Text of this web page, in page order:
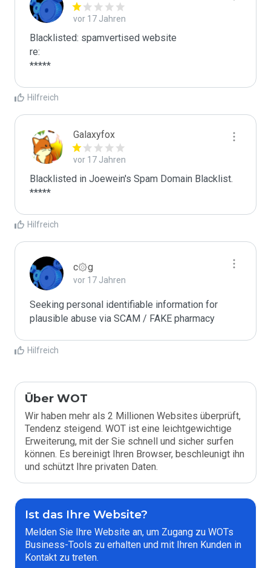
vor 17 Jahren
Blacklisted: spamvertised website
re:
*****
Hilfreich
Galaxyfox
vor 17 Jahren
Blacklisted in Joewein's Spam Domain Blacklist.
*****
Hilfreich
c۞g
vor 17 Jahren
Seeking personal identifiable information for
plausible abuse via SCAM / FAKE pharmacy
Hilfreich
Über WOT
Wir haben mehr als 2 Millionen Websites überprüft,
Tendenz steigend. WOT ist eine leichtgewichtige
Erweiterung, mit der Sie schnell und sicher surfen
können. Es bereinigt Ihren Browser, beschleunigt ihn
und schützt Ihre privaten Daten.
Ist das Ihre Website?
Melden Sie Ihre Website an, um Zugang zu WOTs
Business-Tools zu erhalten und mit Ihren Kunden in
Kontakt zu treten.